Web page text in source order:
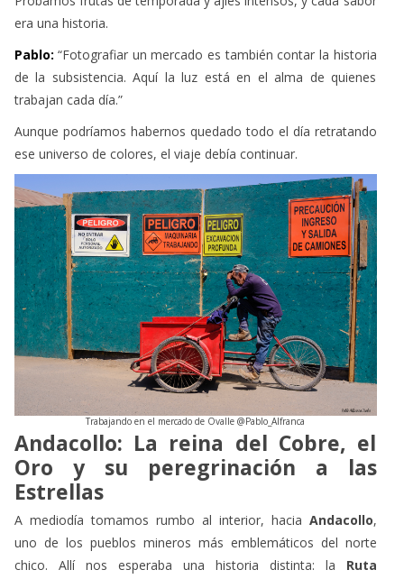
de la subsistencia. Aquí la luz está en el alma de quienes
ese universo de colores, el viaje debía continuar.
Trabajando en el mercado de Ovalle @Pablo_Alfranca
Andacollo: La reina del Cobre, el
Oro y su peregrinación a las
Estrellas
uno de los pueblos mineros más emblemáticos del norte
chico. Allí nos esperaba una historia distinta: la